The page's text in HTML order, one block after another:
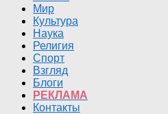
Мир
Культура
Наука
Религия
Спорт
Взгляд
Блоги
РЕКЛАМА
Контакты